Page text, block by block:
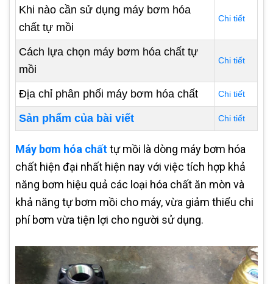
Khi nào cần sử dụng máy bơm hóa
chất tự mồi
Chi tiết
Cách lựa chọn máy bơm hóa chất tự
mồi
Chi tiết
Địa chỉ phân phối máy bơm hóa chất Chi tiết
Sản phẩm của bài viết Chi tiết
Máy bơm hóa chấttự mồi là dòng máy bơm hóa
chất hiện đại nhất hiện nay với việc tích hợp khả
năng bơm hiệu quả các loại hóa chất ăn mòn và
khả năng tự bơm mồi cho máy, vừa giảm thiểu chi
phí bơm vừa tiện lợi cho người sử dụng.